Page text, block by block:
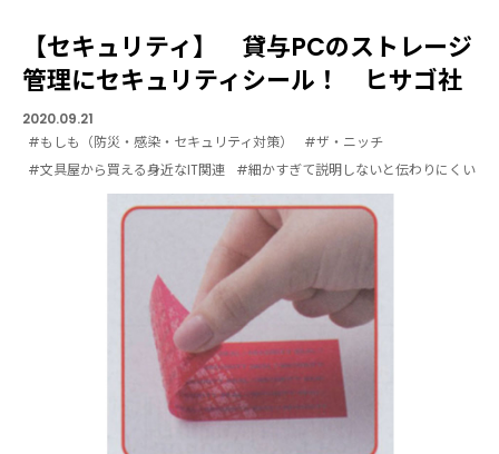
【セキュリティ】 貸与PCのストレージ
管理にセキュリティシール！ ヒサゴ社
2020.09.21
#もしも（防災・感染・セキュリティ対策）
#ザ・ニッチ
#文具屋から買える身近なIT関連
#細かすぎて説明しないと伝わりにくい